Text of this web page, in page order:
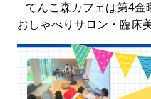
てんこ森カフェは第4金
おしゃべりサロン・臨床